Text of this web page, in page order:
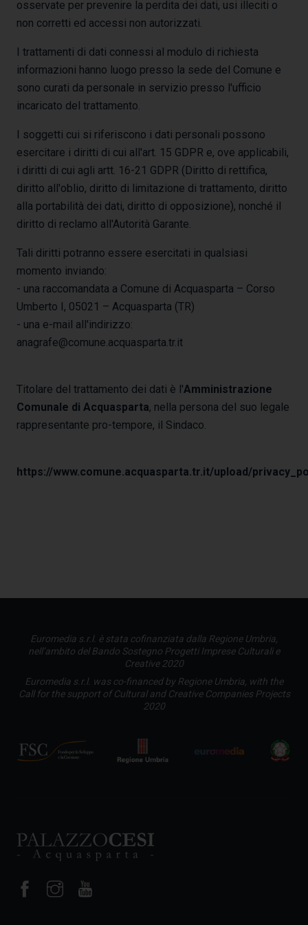
osservate per prevenire la perdita dei dati, usi illeciti o
non corretti ed accessi non autorizzati.
I trattamenti di dati connessi al modulo di richiesta
informazioni hanno luogo presso la sede del Comune e
sono curati da personale in servizio presso l'ufficio
incaricato del trattamento.
I soggetti cui si riferiscono i dati personali possono
esercitare i diritti di cui all'art. 15 GDPR e, ove applicabili,
i diritti di cui agli artt. 16-21 GDPR (Diritto di rettifica,
diritto all'oblio, diritto di limitazione di trattamento, diritto
alla portabilità dei dati, diritto di opposizione), nonché il
diritto di reclamo all'Autorità Garante.
Tali diritti potranno essere esercitati in qualsiasi
momento inviando:
- una raccomandata a Comune di Acquasparta – Corso
Umberto I, 05021 – Acquasparta (TR)
- una e-mail all'indirizzo:
anagrafe@comune.acquasparta.tr.it
Titolare del trattamento dei dati è l'Amministrazione
Comunale di Acquasparta, nella persona del suo legale
rappresentante pro-tempore, il Sindaco.
https://www.comune.acquasparta.tr.it/upload/
Euromedia s.r.l. è stata cofinanziata dalla Regione Umbria,
nell’ambito del Bando Sostegno Progetti Imprese Culturali e
Creative 2020
Euromedia s.r.l. was co-financed by Regione Umbria, with the
Call for the support of Cultural and Creative Companies Projects
2020